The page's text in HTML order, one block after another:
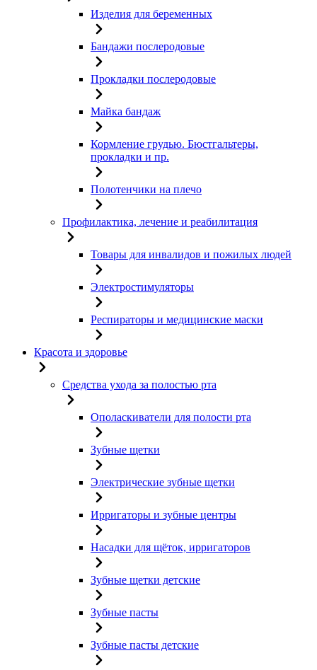
Изделия для беременных
Бандажи послеродовые
Прокладки послеродовые
Майка бандаж
Кормление грудью. Бюстгальтеры,
прокладки и пр.
Полотенчики на плечо
Профилактика, лечение и реабилитация
Товары для инвалидов и пожилых людей
Электростимуляторы
Респираторы и медицинские маски
Красота и здоровье
Средства ухода за полостью рта
Ополаскиватели для полости рта
Зубные щетки
Электрические зубные щетки
Ирригаторы и зубные центры
Насадки для щёток, ирригаторов
Зубные щетки детские
Зубные пасты
Зубные пасты детские